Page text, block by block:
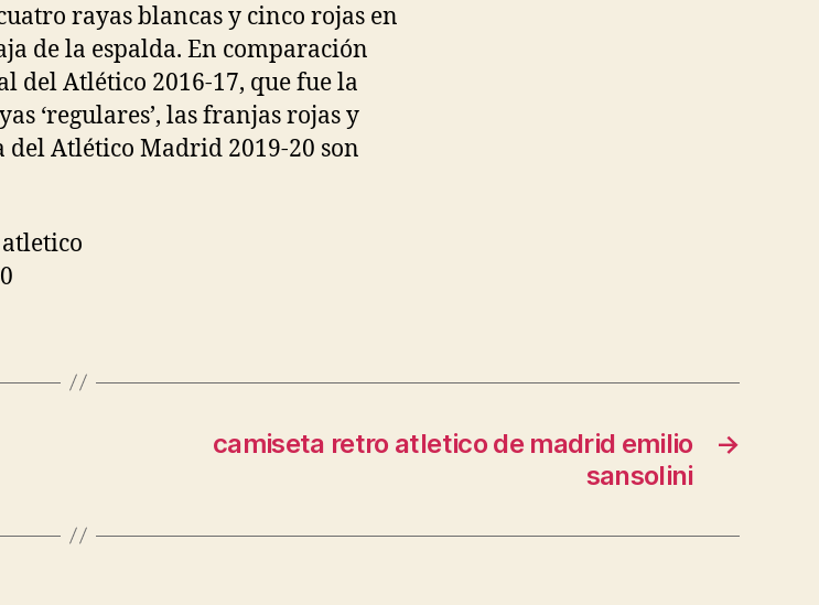
rayas blancas y cinco rojas en
de la espalda. En comparación
del Atlético 2016-17, que fue la
‘regulares’, las franjas rojas y
del Atlético Madrid 2019-20 son
→
camiseta retro atletico de madrid emilio
sansolini